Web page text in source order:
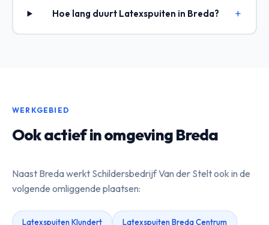
Hoe lang duurt Latexspuiten in Breda?
WERKGEBIED
Ook actief in omgeving Breda
Naast Breda werkt Schildersbedrijf Van der Stelt ook in de
volgende omliggende plaatsen:
Latexspuiten Klundert Latexspuiten Breda Centrum